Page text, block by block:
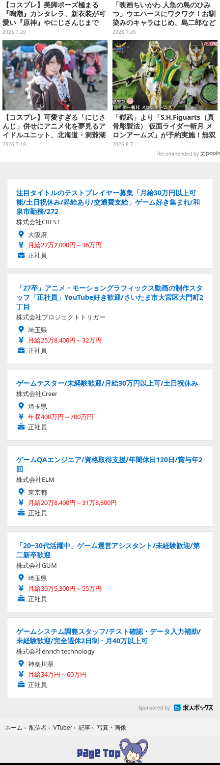
【コスプレ】美脚ポーズ極まる
『鳴潮』カンタレラ、新衣装が可
愛い『原神』やにじさんじまで
「アコスタ池袋」美麗レイヤー11
選【写真50枚】
2026.7.20
「映画ちいかわ 人魚の島のひみ
つ」ウエハースにワクワク！お馴
染みのキャラはじめ、島二郎など
セイレーン編カード全22種
2026.7.26
【コスプレ】可愛すぎる「にじさ
んじ」併せにアニメ化を夢見るア
イドルユニット、北海道・洞爺湖
に花開く可憐なレイヤー10選【写
2026.7.18
「鎧武」より「S.H.Figuarts（真
骨彫製法） 仮面ライダー斬月 メ
ロンアームズ」が予約実施！無双
セイバー、メロンディフェンダー
2026.8.7
Recommended by
注目タイトルのテストプレイヤー募集「月給30万円以上可
能/土日祝休み/昇給あり/交通費支給」ゲーム好き集まれ/和
泉市勤務/272
株式会社CREST
大阪府
月給27万7,000円～36万円
正社員
「27卒」アニメ・モーショングラフィックス動画の制作スタ
ッフ「正社員」YouTube好き歓迎/さいたま市大宮区大門町2
丁目
株式会社プロジェクトトリガー
埼玉県
月給25万8,400円～32万円
正社員
ゲームテスター/未経験歓迎/月給30万円以上可/土日祝休み
株式会社Creer
埼玉県
年収400万円～700万円
正社員
ゲームQAエンジニア/資格取得支援/年間休日120日/賞与年2
回
株式会社ELM
東京都
月給20万8,400円～31万8,800円
正社員
「20~30代活躍中」ゲーム運営アシスタント/未経験歓迎/第
二新卒歓迎
株式会社GUM
埼玉県
月給30万5,300円～55万円
正社員
ゲームシステム調整スタッフ/テスト確認・データ入力補助/
未経験歓迎/完全週休2日制・月40万以上可
株式会社enrich technology
神奈川県
月給34万円～60万円
正社員
Sponsored by
ホーム › 配信者 › VTuber › 記事 › 写真・画像